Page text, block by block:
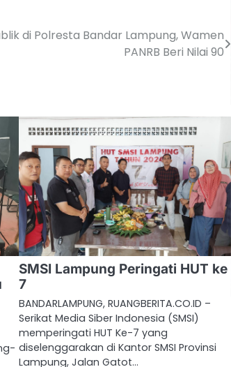
di Polresta Bandar Lampung, Wamen
PANRB Beri Nilai 90
SMSI Lampung Peringati HUT ke
7
BANDARLAMPUNG, RUANGBERITA.CO.ID –
Serikat Media Siber Indonesia (SMSI)
memperingati HUT Ke-7 yang
diselenggarakan di Kantor SMSI Provinsi
Lampung, Jalan Gatot…